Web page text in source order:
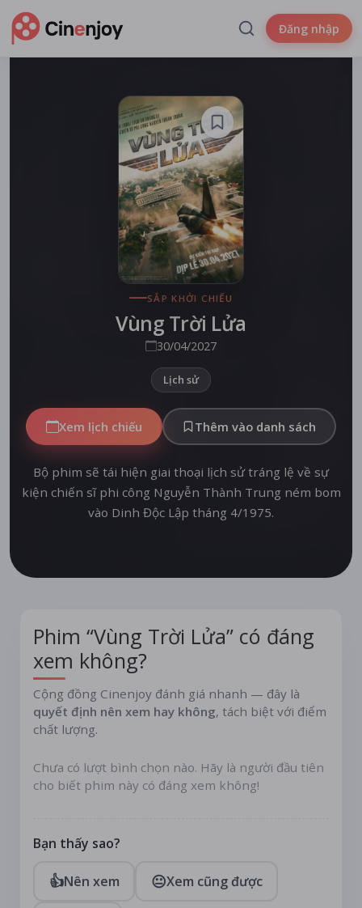
Đăng nhập
SẮP KHỞI CHIẾU
Vùng Trời Lửa
30/04/2027
Lịch sử
Xem lịch chiếu Thêm vào danh sách
Bộ phim sẽ tái hiện giai thoại lịch sử tráng lệ về sự
kiện chiến sĩ phi công Nguyễn Thành Trung ném bom
vào Dinh Độc Lập tháng 4/1975.
Phim “Vùng Trời Lửa” có đáng
xem không?
Cộng đồng Cinenjoy đánh giá nhanh — đây là
quyết định nên xem hay không, tách biệt với điểm
chất lượng.
Chưa có lượt bình chọn nào. Hãy là người đầu tiên
cho biết phim này có đáng xem không!
Bạn thấy sao?
👍Nên xem 😐Xem cũng được